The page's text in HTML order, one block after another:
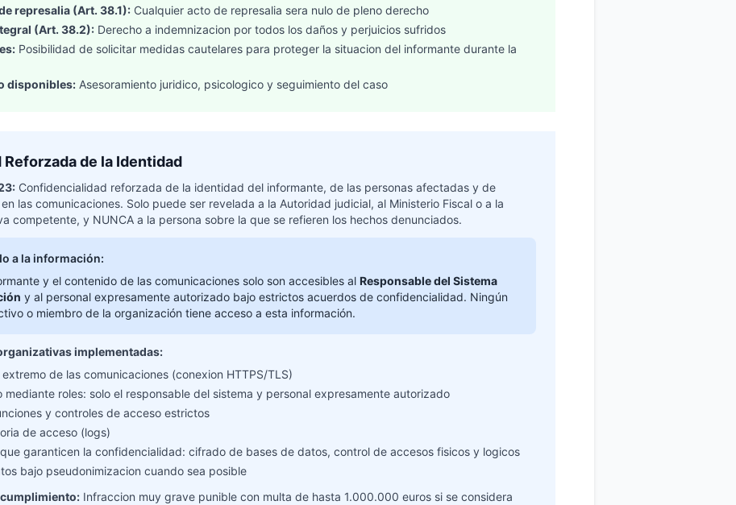
represalia (Art. 38.1): Cualquier acto de represalia sera nulo de pleno derecho
(Art. 38.2): Derecho a indemnizacion por todos los daños y perjuicios sufridos
Posibilidad de solicitar medidas cautelares para proteger la situacion del informante durante la
disponibles: Asesoramiento juridico, psicologico y seguimiento del caso
de la Identidad
Confidencialidad reforzada de la identidad del informante, de las personas afectadas y de
las comunicaciones. Solo puede ser revelada a la Autoridad judicial, al Ministerio Fiscal o a la
competente, y NUNCA a la persona sobre la que se refieren los hechos denunciados.
a la información:
y el contenido de las comunicaciones solo son accesibles al Responsable del Sistema
y al personal expresamente autorizado bajo estrictos acuerdos de confidencialidad. Ningún
o miembro de la organización tiene acceso a esta información.
implementadas:
de las comunicaciones (conexion HTTPS/TLS)
mediante roles: solo el responsable del sistema y personal expresamente autorizado
y controles de acceso estrictos
de acceso (logs)
garanticen la confidencialidad: cifrado de bases de datos, control de accesos fisicos y logicos
bajo pseudonimizacion cuando sea posible
Infraccion muy grave punible con multa de hasta 1.000.000 euros si se considera